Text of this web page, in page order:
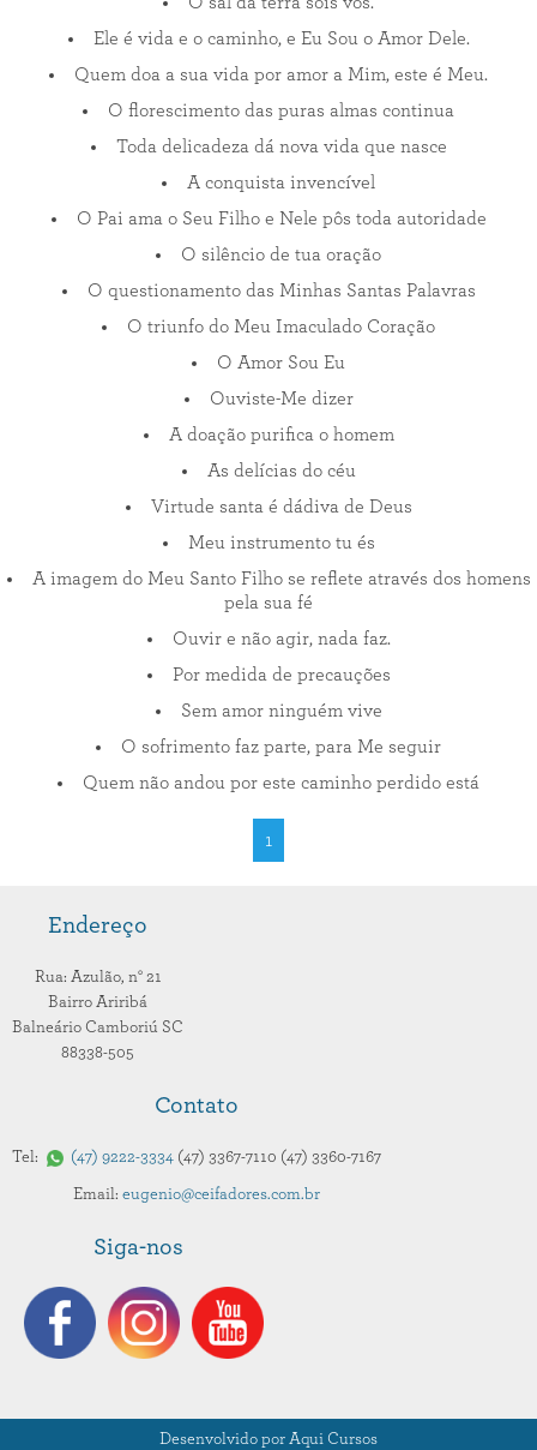
Ele é vida e o caminho, e Eu Sou o Amor Dele.
Quem doa a sua vida por amor a Mim, este é Meu.
O florescimento das puras almas continua
Toda delicadeza dá nova vida que nasce
A conquista invencível
O Pai ama o Seu Filho e Nele pôs toda autoridade
O silêncio de tua oração
O questionamento das Minhas Santas Palavras
O triunfo do Meu Imaculado Coração
O Amor Sou Eu
Ouviste-Me dizer
A doação purifica o homem
As delícias do céu
Virtude santa é dádiva de Deus
Meu instrumento tu és
A imagem do Meu Santo Filho se reflete através dos homens
pela sua fé
Ouvir e não agir, nada faz.
Por medida de precauções
Sem amor ninguém vive
O sofrimento faz parte, para Me seguir
Quem não andou por este caminho perdido está
1
Endereço
Rua: Azulão, n° 21
Bairro Ariribá
Balneário Camboriú SC
88338-505
Contato
Tel: 47 9222-3334 47 3367-7110 47 3360-7167
Email: eugenio@ceifadores.com.br
Siga-nos
Desenvolvido por Aqui Cursos